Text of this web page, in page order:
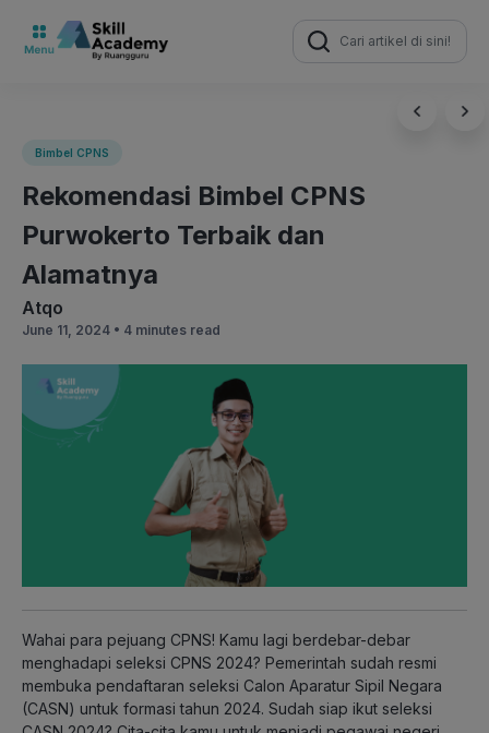
Search
for:
Bimbel CPNS
Rekomendasi Bimbel CPNS
Purwokerto Terbaik dan
Alamatnya
Atqo
June 11, 2024 • 4 minutes read
Wahai para pejuang CPNS! Kamu lagi berdebar-debar
menghadapi seleksi CPNS 2024? Pemerintah sudah resmi
membuka pendaftaran seleksi Calon Aparatur Sipil Negara
(CASN) untuk formasi tahun 2024. Sudah siap ikut seleksi